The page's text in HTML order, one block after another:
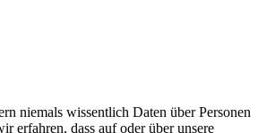
niemals wissentlich Daten über Personen
erfahren, dass auf oder über unsere